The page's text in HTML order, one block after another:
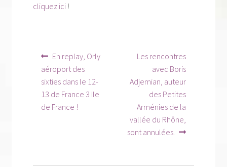
cliquez ici!
Navigation
de
l’article
Article
précédent :
En replay, Orly
aéroport des
sixties dans le 12-
13 de France 3 Ile
de France !
Article
suivant :
Les rencontres
avec Boris
Adjemian, auteur
des Petites
Arménies de la
vallée du Rhône,
sont annulées.